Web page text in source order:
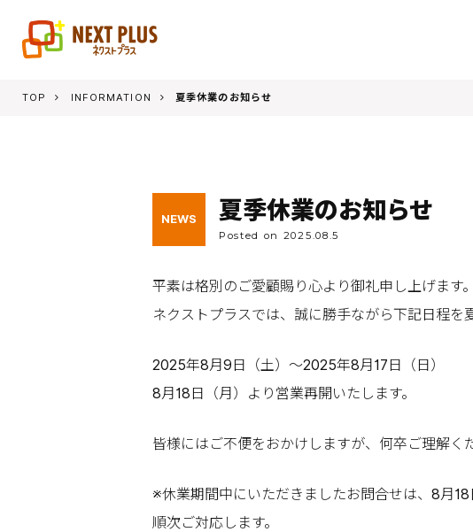
TOP INFORMATION 夏季休業のお知らせ
NEWS 夏季休業のお知らせ
Posted on 2025.08.5
平素は格別のご愛顧賜り心より御礼申し上げます。
ネクストプラスでは、誠に勝手ながら下記日程を
2025年8月9日（土）～2025年8月17日（日）
8月18日（月）より営業再開いたします。
皆様にはご不便をおかけしますが、何卒ご理解く
※休業期間中にいただきましたお問合せは、8月18
順次ご対応します。